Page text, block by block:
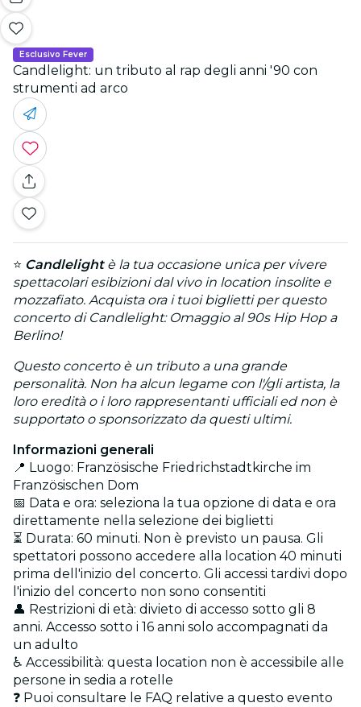
Esclusivo Fever
Candlelight: un tributo al rap degli anni '90 con
strumenti ad arco
⭐ Candlelightè la tua occasione unica per vivere
spettacolari esibizioni dal vivo in location insolite e
mozzafiato. Acquista ora i tuoi biglietti per questo
concerto di Candlelight: Omaggio al 90s Hip Hop a
Berlino!
Questo concerto è un tributo a una grande
personalità. Non ha alcun legame con l'/gli artista, la
loro eredità o i loro rappresentanti ufficiali ed non è
supportato o sponsorizzato da questi ultimi.
Informazioni generali
📍 Luogo: Französische Friedrichstadtkirche im
Französischen Dom
📅 Data e ora: seleziona la tua opzione di data e ora
direttamente nella selezione dei biglietti
⏳ Durata: 60 minuti. Non è previsto un pausa. Gli
spettatori possono accedere alla location 40 minuti
prima dell'inizio del concerto. Gli accessi tardivi dopo
l'inizio del concerto non sono consentiti
👤 Restrizioni di età: divieto di accesso sotto gli 8
anni. Accesso sotto i 16 anni solo accompagnati da
un adulto
♿ Accessibilità: questa location non è accessibile alle
persone in sedia a rotelle
❓ Puoi consultare le FAQ relative a questo evento